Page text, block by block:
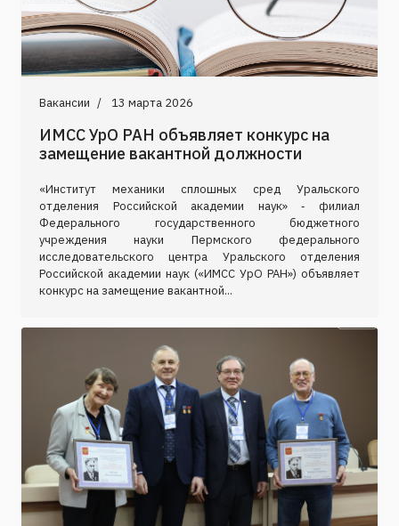
Вакансии 13 марта 2026
ИМСС УрО РАН объявляет конкурс на
замещение вакантной должности
«Институт механики сплошных сред Уральского
отделения Российской академии наук» ‑ филиал
Федерального государственного бюджетного
учреждения науки Пермского федерального
исследовательского центра Уральского отделения
Российской академии наук («ИМСС УрО РАН») объявляет
конкурс на замещение вакантной...